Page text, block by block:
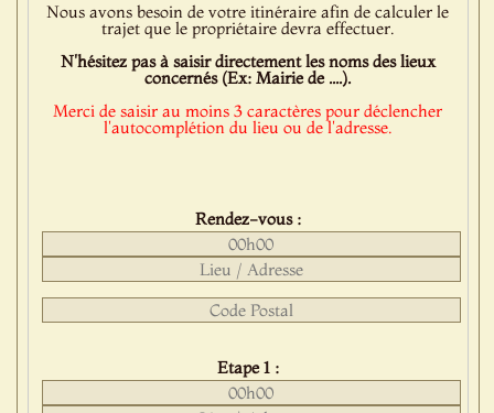
Nous avons besoin de votre itinéraire afin de calculer le
trajet que le propriétaire devra effectuer.
N'hésitez pas à saisir directement les noms des lieux
concernés (Ex: Mairie de ....).
Merci de saisir au moins 3 caractères pour déclencher
l'autocomplétion du lieu ou de l'adresse.
Rendez-vous :
Etape 1 :